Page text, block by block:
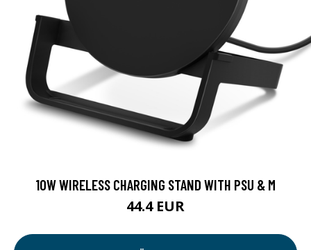
10W WIRELESS CHARGING STAND WITH PSU & M
44.4 EUR